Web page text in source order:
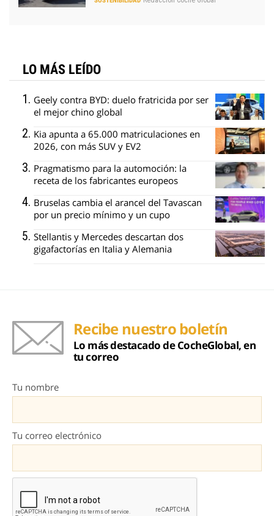
LO MÁS LEÍDO
Geely contra BYD: duelo fratricida por ser
el mejor chino global
Kia apunta a 65.000 matriculaciones en
2026, con más SUV y EV2
Pragmatismo para la automoción: la
receta de los fabricantes europeos
Bruselas cambia el arancel del Tavascan
por un precio mínimo y un cupo
Stellantis y Mercedes descartan dos
gigafactorías en Italia y Alemania
Recibe nuestro boletín
Lo más destacado de CocheGlobal, en
tu correo
Tu nombre
Tu correo electrónico